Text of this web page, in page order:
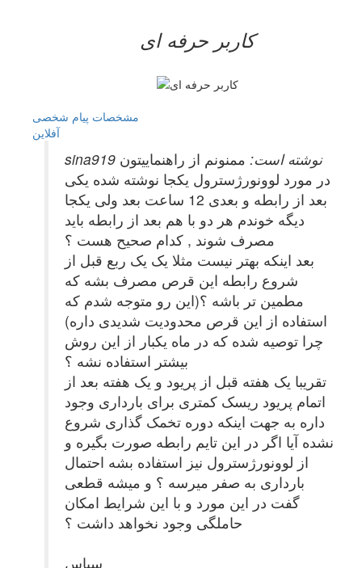
کاربر حرفه ای
مشخصات پیام شخصی
آفلاين
sina919 نوشته است: ممنونم از راهنماییتون
در مورد لوونورژسترول یکجا نوشته شده یکی
بعد از رابطه و بعدی 12 ساعت بعد ولی یکجا
دیگه خوندم هر دو با هم بعد از رابطه باید
مصرف شوند , کدام صحیح هست ؟
بعد اینکه بهتر نیست مثلا یک یک ربع قبل از
شروع رابطه این قرص مصرف بشه که
مطمین تر باشه ؟(این رو متوجه شدم که
استفاده از این قرص محدودیت شدیدی داره)
چرا توصیه شده که در ماه یکبار از این روش
بیشتر استفاده نشه ؟
تقریبا یک هفته قبل از پریود و یک هفته بعد از
اتمام پریود ریسک کمتری برای بارداری وجود
داره به جهت اینکه دوره تخمک گذاری شروع
نشده آیا اگر در این تایم رابطه صورت بگیره و
از لوونورژسترول نیز استفاده بشه احتمال
بارداری به صفر میرسه ؟ و میشه قطعی
گفت در این مورد و با این شرایط امکان
حاملگی وجود نخواهد داشت ؟
سپاس